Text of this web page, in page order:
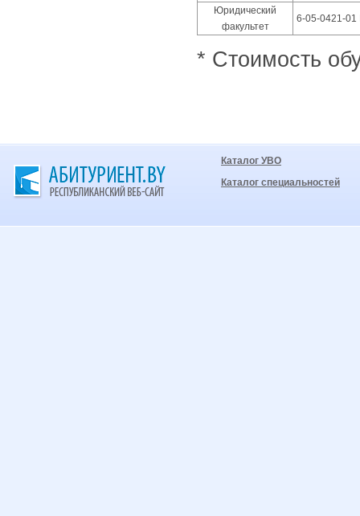
Юридический
факультет
6-05-0421-
* Стоимость
Каталог УВО
Каталог специальностей